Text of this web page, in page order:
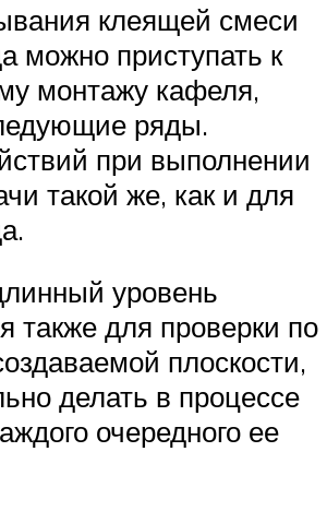
клеящей смеси
можно приступать к
монтажу кафеля,
ряды.
при выполнении
такой же, как и для
уровень
также для проверки по
плоскости,
делать в процессе
очередного ее